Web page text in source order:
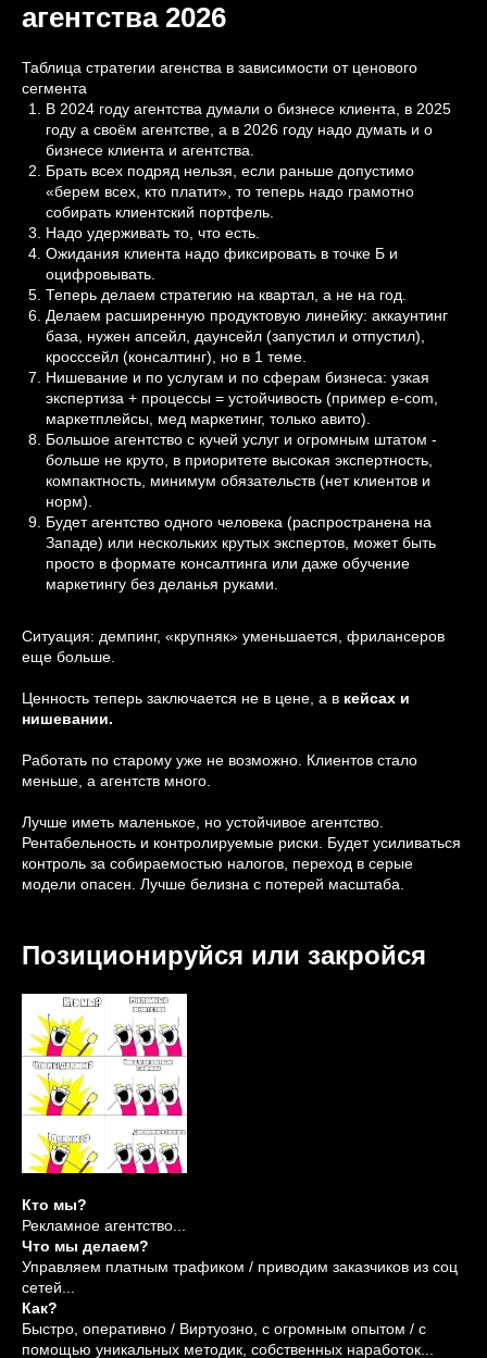
агентства 2026
Таблица стратегии агенства в зависимости от ценового
сегмента
В 2024 году агентства думали о бизнесе клиента, в 2025
году а своём агентстве, а в 2026 году надо думать и о
бизнесе клиента и агентства.
Брать всех подряд нельзя, если раньше допустимо
«берем всех, кто платит», то теперь надо грамотно
собирать клиентский портфель.
Надо удерживать то, что есть.
Ожидания клиента надо фиксировать в точке Б и
оцифровывать.
Теперь делаем стратегию на квартал, а не на год.
Делаем расширенную продуктовую линейку: аккаунтинг
база, нужен апсейл, даунсейл (запустил и отпустил),
кросссейл (консалтинг), но в 1 теме.
Нишевание и по услугам и по сферам бизнеса: узкая
экспертиза + процессы = устойчивость (пример e-com,
маркетплейсы, мед маркетинг, только авито).
Большое агентство с кучей услуг и огромным штатом -
больше не круто, в приоритете высокая экспертность,
компактность, минимум обязательств (нет клиентов и
норм).
Будет агентство одного человека (распространена на
Западе) или нескольких крутых экспертов, может быть
просто в формате консалтинга или даже обучение
маркетингу без деланья руками.
Ситуация: демпинг, «крупняк» уменьшается, фрилансеров
еще больше.
Ценность теперь заключается не в цене, а в кейсах и
нишевании.
Работать по старому уже не возможно. Клиентов стало
меньше, а агентств много.
Лучше иметь маленькое, но устойчивое агентство.
Рентабельность и контролируемые риски. Будет усиливаться
контроль за собираемостью налогов, переход в серые
модели опасен. Лучше белизна с потерей масштаба.
Позиционируйся или закройся
Кто мы?
Рекламное агентство...
Что мы делаем?
Управляем платным трафиком / приводим заказчиков из соц
сетей...
Как?
Быстро, оперативно / Виртуозно, с огромным опытом / с
помощью уникальных методик, собственных наработок...